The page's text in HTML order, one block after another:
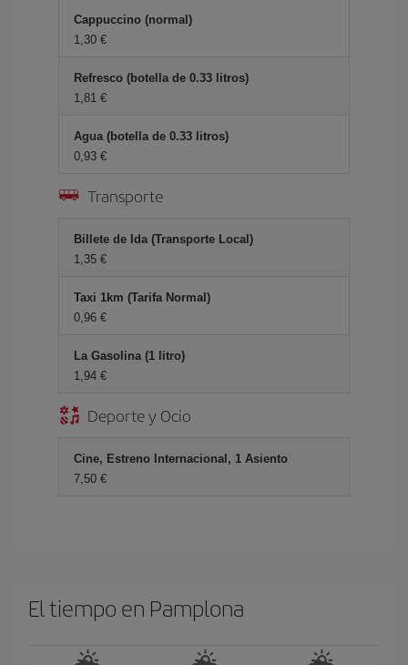
Cappuccino (normal)
1,30 €
Refresco (botella de 0.33 litros)
1,81 €
Agua (botella de 0.33 litros)
0,93 €
Transporte
Billete de Ida (Transporte Local)
1,35 €
Taxi 1km (Tarifa Normal)
0,96 €
La Gasolina (1 litro)
1,94 €
Deporte y Ocio
Cine, Estreno Internacional, 1 Asiento
7,50 €
El tiempo en Pamplona